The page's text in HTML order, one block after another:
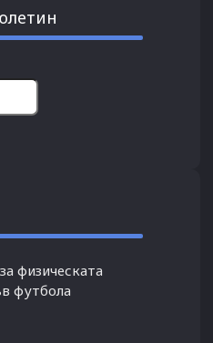
физическата
футбола